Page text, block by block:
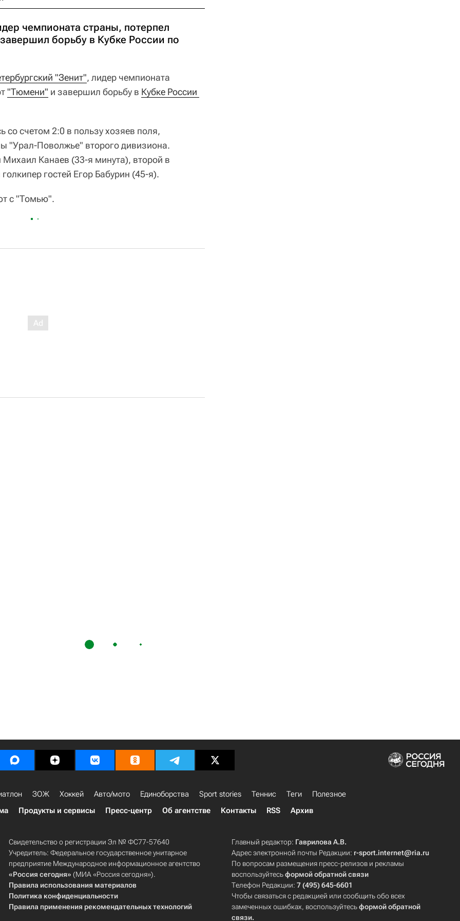
чемпионата страны, потерпел
борьбу в Кубке России по
"Зенит", лидер чемпионата
"Тюмени" и завершил борьбу в Кубке России
со счетом 2:0 в пользу хозяев поля,
"Урал-Поволжье" второго дивизиона.
Канаев (33-я минута), второй в
гостей Егор Бабурин (45-я).
с "Томью".
ЗОЖ Хоккей Авто/мото Единоборства Sport stories Теннис Теги
Полезное
Продукты и сервисы Пресс-центр Об агентстве Контакты RSS Архив
Свидетельство о регистрации Эл № ФС77-57640
Учредитель: Федеральное государственное унитарное
предприятие Международное информационное агентство
«Россия сегодня» (МИА «Россия сегодня»).
Правила использования материалов
Политика конфиденциальности
Правила применения рекомендательных технологий
Главный редактор: Гаврилова А.В.
Адрес электронной почты Редакции: r-sport.internet@ria.ru
По вопросам размещения пресс-релизов и рекламы
воспользуйтесьформой обратной связи
Телефон Редакции:7 (495) 645-6601
Чтобы связаться с редакцией или сообщить обо всех
замеченных ошибках, воспользуйтесьформой обратной
связи.